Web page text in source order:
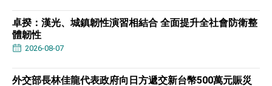
卓揆：漢光、城鎮韌性演習相結合 全面提升全社會防衛整
體韌性
2026-08-07
外交部長林佳龍代表政府向日方遞交新台幣500萬元賑災